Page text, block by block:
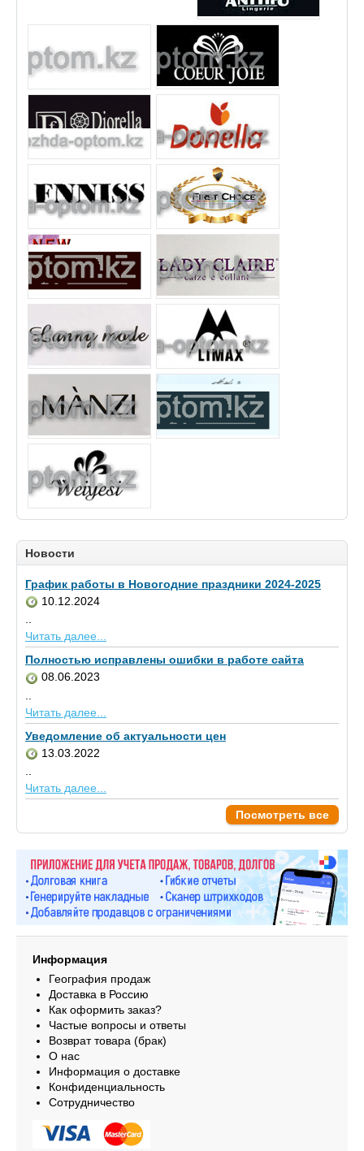
Новости
График работы в Новогодние праздники 2024-2025
10.12.2024
..
Читать далее...
Полностью исправлены ошибки в работе сайта
08.06.2023
Читать далее...
Уведомление об актуальности цен
13.03.2022
Читать далее...
Посмотреть все
Информация
География продаж
Доставка в Россию
Как оформить заказ?
Частые вопросы и ответы
Возврат товара (брак)
О нас
Информация о доставке
Конфиденциальность
Сотрудничество